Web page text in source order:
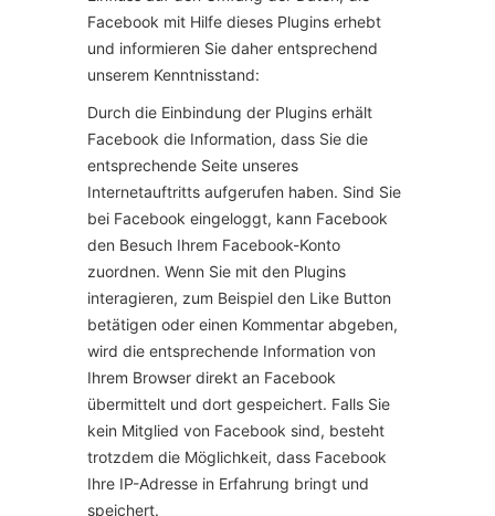
Facebook mit Hilfe dieses Plugins erhebt
und informieren Sie daher entsprechend
unserem Kenntnisstand:
Durch die Einbindung der Plugins erhält
Facebook die Information, dass Sie die
entsprechende Seite unseres
Internetauftritts aufgerufen haben. Sind Sie
bei Facebook eingeloggt, kann Facebook
den Besuch Ihrem Facebook-Konto
zuordnen. Wenn Sie mit den Plugins
interagieren, zum Beispiel den Like Button
betätigen oder einen Kommentar abgeben,
wird die entsprechende Information von
Ihrem Browser direkt an Facebook
übermittelt und dort gespeichert. Falls Sie
kein Mitglied von Facebook sind, besteht
trotzdem die Möglichkeit, dass Facebook
Ihre IP-Adresse in Erfahrung bringt und
speichert.